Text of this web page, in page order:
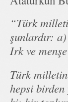
“Türk
şunlardır:
Irk ve
Türk
hepsi